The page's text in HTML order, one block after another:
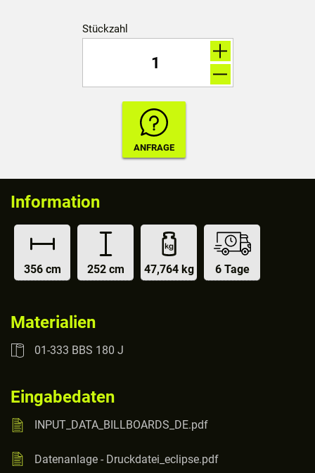
Stückzahl
Information
356 cm 252 cm 47,764 kg 6 Tage
Materialien
01-333 BBS 180 J
Eingabedaten
INPUT_DATA_BILLBOARDS_DE.pdf
Datenanlage - Druckdatei_eclipse.pdf